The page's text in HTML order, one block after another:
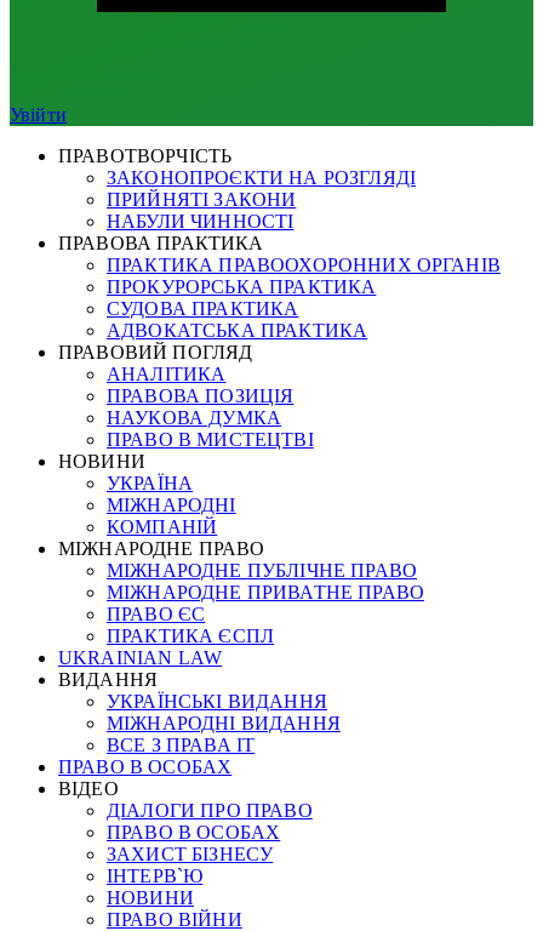
Увійти
ПРАВОТВОРЧІСТЬ
ЗАКОНОПРОЄКТИ НА РОЗГЛЯДІ
ПРИЙНЯТІ ЗАКОНИ
НАБУЛИ ЧИННОСТІ
ПРАВОВА ПРАКТИКА
ПРАКТИКА ПРАВООХОРОННИХ ОРГАНІВ
ПРОКУРОРСЬКА ПРАКТИКА
СУДОВА ПРАКТИКА
АДВОКАТСЬКА ПРАКТИКА
ПРАВОВИЙ ПОГЛЯД
АНАЛІТИКА
ПРАВОВА ПОЗИЦІЯ
НАУКОВА ДУМКА
ПРАВО В МИСТЕЦТВІ
НОВИНИ
УКРАЇНА
МІЖНАРОДНІ
КОМПАНІЙ
МІЖНАРОДНЕ ПРАВО
МІЖНАРОДНЕ ПУБЛІЧНЕ ПРАВО
МІЖНАРОДНЕ ПРИВАТНЕ ПРАВО
ПРАВО ЄС
ПРАКТИКА ЄСПЛ
UKRAINIAN LAW
ВИДАННЯ
УКРАЇНСЬКІ ВИДАННЯ
МІЖНАРОДНІ ВИДАННЯ
ВСЕ З ПРАВА ІТ
ПРАВО В ОСОБАХ
ВІДЕО
ДІАЛОГИ ПРО ПРАВО
ПРАВО В ОСОБАХ
ЗАХИСТ БІЗНЕСУ
ІНТЕРВ`Ю
НОВИНИ
ПРАВО ВІЙНИ